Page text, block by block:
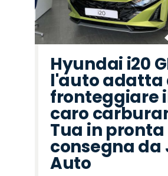
Hyundai i20
l'auto adatta
fronteggiare
caro
Tua in pronta
consegna da
Auto